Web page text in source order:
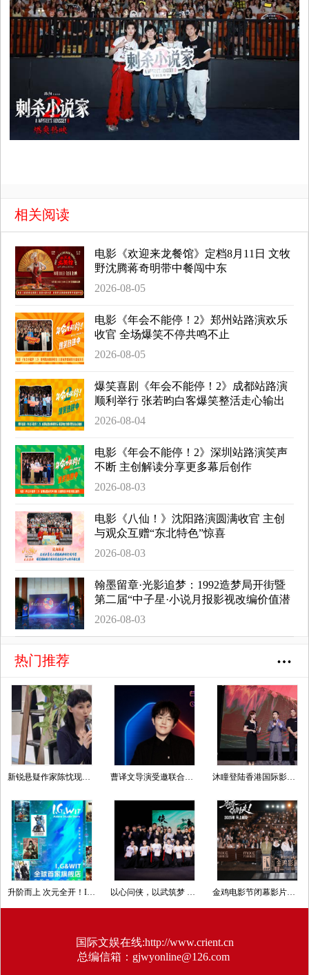
相关阅读
电影《欢迎来龙餐馆》定档8月11日 文牧
野沈腾蒋奇明带中餐闯中东
2026-08-05
电影《年会不能停！2》郑州站路演欢乐
收官 全场爆笑不停共鸣不止
2026-08-05
爆笑喜剧《年会不能停！2》成都站路演
顺利举行 张若昀白客爆笑整活走心输出
2026-08-04
电影《年会不能停！2》深圳站路演笑声
不断 主创解读分享更多幕后创作
2026-08-03
电影《八仙！》沈阳路演圆满收官 主创
与观众互赠“东北特色”惊喜
2026-08-03
翰墨留章·光影追梦：1992造梦局开街暨
第二届“中子星·小说月报影视改编价值潜
力榜”发布会在盐城举行
2026-08-03
热门推荐
曹译文导演受邀联合国AI for Good全球峰会 以AI影像传递向善力量
国际文娱在线:http://www.crient.cn
总编信箱：gjwyonline@126.com